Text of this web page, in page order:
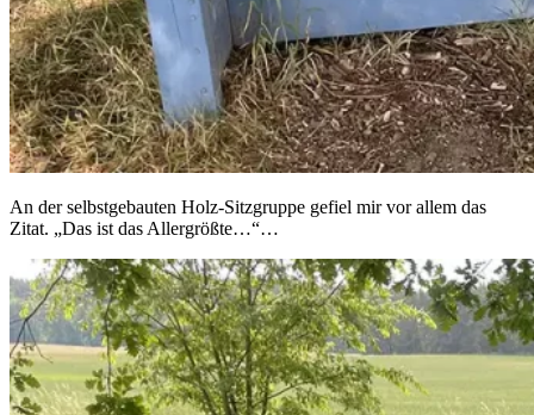
An der selbstgebauten Holz-Sitzgruppe gefiel mir vor allem das
Zitat. „Das ist das Allergrößte…“…